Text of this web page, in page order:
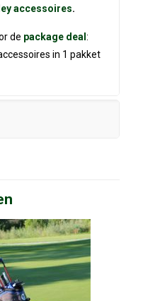
accessoires.
de package deal:
in 1 pakket